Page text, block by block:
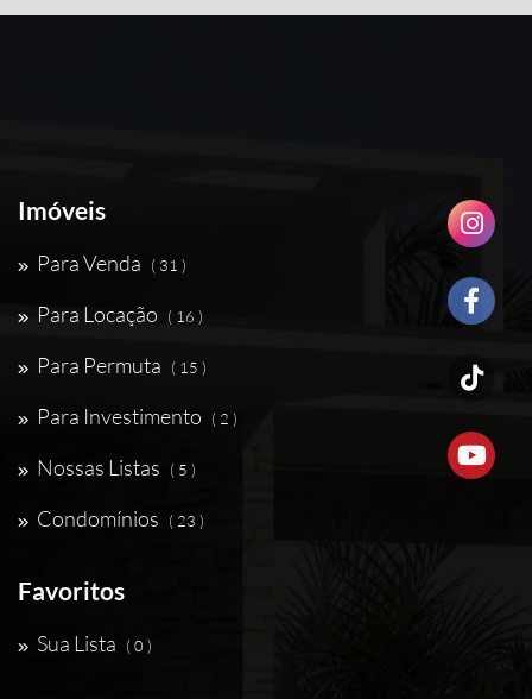
Imóveis
Para Venda ( 31 )
Para Locação ( 16 )
Para Permuta ( 15 )
Para Investimento ( 2 )
Nossas Listas ( 5 )
Condomínios ( 23 )
Favoritos
Sua Lista ( 0 )